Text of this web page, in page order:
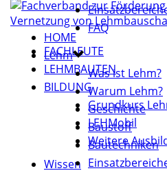
FAQ
FACHLEUTE
LEHMBAUTEN
BILDUNG
Grundkurs
LEHMobil
Weitere
Wissen
HOME
Lehm
Was ist Lehm?
Warum Lehm?
Geschichte
Baustoff
Bautechniken